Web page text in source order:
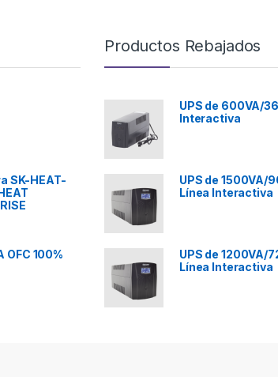
SK-HEAT-
OFC 100%
Productos Rebajados
UPS de 600VA/
Interactiva
UPS de 1500VA/
Línea Interactiva
UPS de 1200VA/
Línea Interactiva